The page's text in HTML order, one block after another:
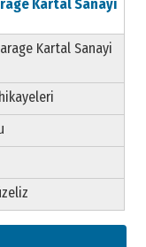
Kartal Sanayi
Kartal Sanayi